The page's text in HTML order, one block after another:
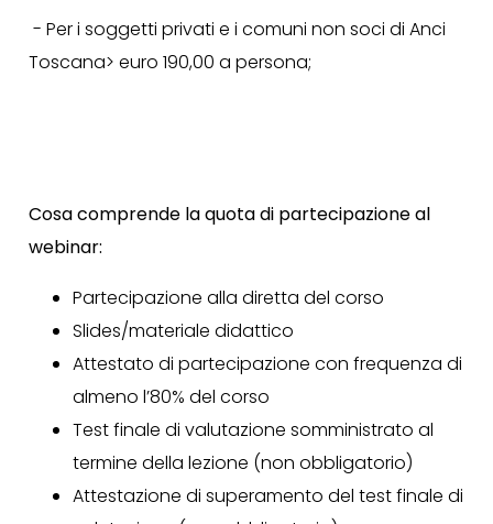
- Per i soggetti privati e i comuni non soci di Anci
Toscana> euro 190,00 a persona;
Cosa comprende la quota di partecipazione al
webinar:
Partecipazione alla diretta del corso
Slides/materiale didattico
Attestato di partecipazione con frequenza di
almeno l’80% del corso
Test finale di valutazione somministrato al
termine della lezione (non obbligatorio)
Attestazione di superamento del test finale di